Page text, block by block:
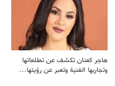
هاجر كعنان تكشف عن تطلعاتها
وتجاربها الفنية وتعبر عن رؤيتها…